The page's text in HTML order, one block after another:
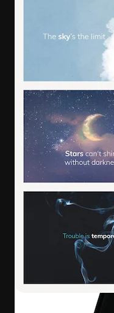
最高のクリ
ットフォー
います。
日本語
Copyright ©